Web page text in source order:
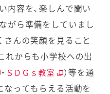
内容を、楽しんで聞い
がら準備をしていまし
さんの笑顔を見ること
れからも小学校への出
・ ＳＤＧｓ教室
）等を通
なってもらえる活動を